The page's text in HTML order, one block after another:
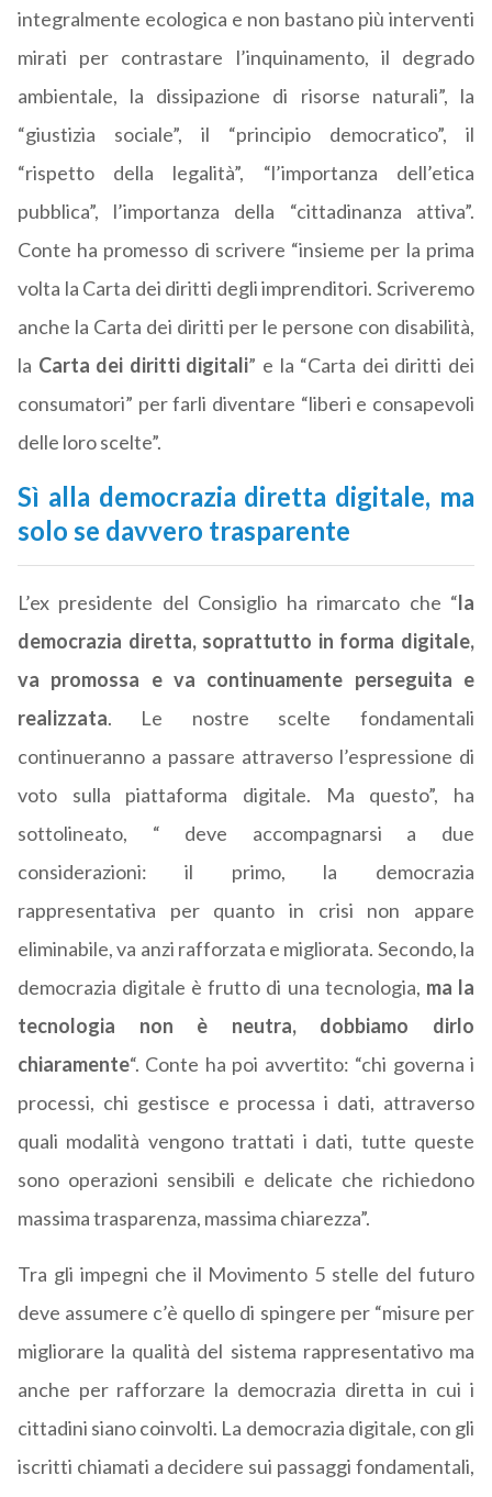
integralmente ecologica e non bastano più interventi
mirati per contrastare l’inquinamento, il degrado
ambientale, la dissipazione di risorse naturali”, la
“giustizia sociale”, il “principio democratico”, il
“rispetto della legalità”, “l’importanza dell’etica
pubblica”, l’importanza della “cittadinanza attiva”.
Conte ha promesso di scrivere “insieme per la prima
volta la Carta dei diritti degli imprenditori. Scriveremo
anche la Carta dei diritti per le persone con disabilità,
la Carta dei diritti digitali” e la “Carta dei diritti dei
consumatori” per farli diventare “liberi e consapevoli
delle loro scelte”.
Sì alla democrazia diretta digitale, ma
solo se davvero trasparente
L’ex presidente del Consiglio ha rimarcato che “la
democrazia diretta, soprattutto in forma digitale,
va promossa e va continuamente perseguita e
realizzata. Le nostre scelte fondamentali
continueranno a passare attraverso l’espressione di
voto sulla piattaforma digitale. Ma questo”, ha
sottolineato, “ deve accompagnarsi a due
considerazioni: il primo, la democrazia
rappresentativa per quanto in crisi non appare
eliminabile, va anzi rafforzata e migliorata. Secondo, la
democrazia digitale è frutto di una tecnologia, ma la
tecnologia non è neutra, dobbiamo dirlo
chiaramente“. Conte ha poi avvertito: “chi governa i
processi, chi gestisce e processa i dati, attraverso
quali modalità vengono trattati i dati, tutte queste
sono operazioni sensibili e delicate che richiedono
massima trasparenza, massima chiarezza”.
Tra gli impegni che il Movimento 5 stelle del futuro
deve assumere c’è quello di spingere per “misure per
migliorare la qualità del sistema rappresentativo ma
anche per rafforzare la democrazia diretta in cui i
cittadini siano coinvolti. La democrazia digitale, con gli
iscritti chiamati a decidere sui passaggi fondamentali,